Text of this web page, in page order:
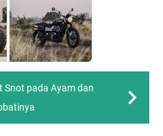
Snot pada Ayam dan